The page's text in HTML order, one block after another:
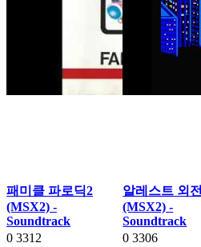
패미클 파로딕2
(MSX2) -
Soundtrack
0 3312
알레스트 외전
(MSX2) -
Soundtrack
03306